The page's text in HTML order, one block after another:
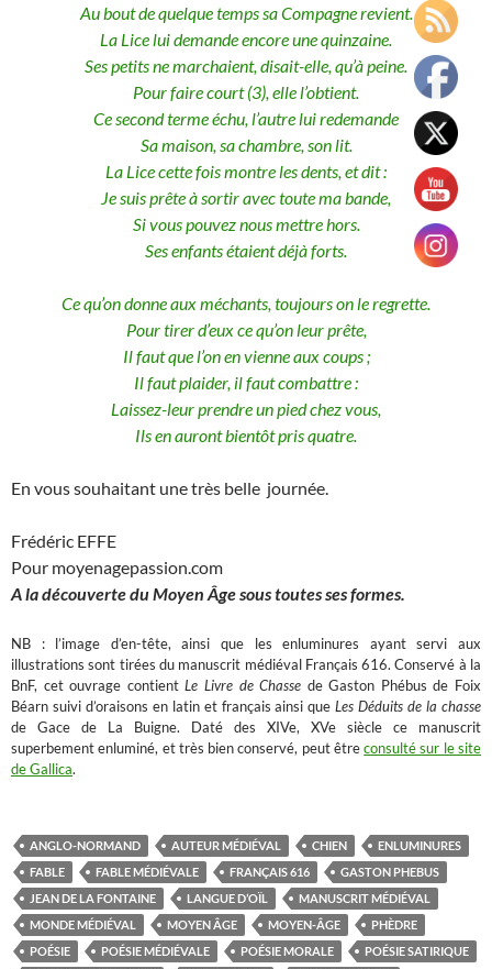
Au bout de quelque temps sa Compagne revient.
La Lice lui demande encore une quinzaine.
Ses petits ne marchaient, disait-elle, qu’à peine.
Pour faire court (3), elle l’obtient.
Ce second terme échu, l’autre lui redemande
Sa maison, sa chambre, son lit.
La Lice cette fois montre les dents, et dit :
Je suis prête à sortir avec toute ma bande,
Si vous pouvez nous mettre hors.
Ses enfants étaient déjà forts.
Ce qu’on donne aux méchants, toujours on le regrette.
Pour tirer d’eux ce qu’on leur prête,
Il faut que l’on en vienne aux coups ;
Il faut plaider, il faut combattre :
Laissez-leur prendre un pied chez vous,
Ils en auront bientôt pris quatre.
En vous souhaitant une très belle journée.
Frédéric EFFE
Pour moyenagepassion.com
A la découverte du Moyen Âge sous toutes ses formes.
NB : l’image d’en-tête, ainsi que les enluminures ayant servi aux
illustrations sont tirées du manuscrit médiéval Français 616. Conservé à la
BnF, cet ouvrage contientLe Livre de Chasse de Gaston Phébus de Foix
Béarn suivi d’oraisons en latin et français ainsi queLes Déduits de la chasse
de Gace de La Buigne. Daté des XIVe, XVe siècle ce manuscrit
superbement enluminé, et très bien conservé, peut êtreconsulté sur le site
de Gallica.
ANGLO-NORMAND AUTEUR MÉDIÉVAL CHIEN
ENLUMINURES
FABLE
FABLE MÉDIÉVALE FRANÇAIS 616
GASTON PHEBUS
JEAN DE LA FONTAINE
LANGUE D’OÏL
MANUSCRIT MÉDIÉVAL
MONDE MÉDIÉVAL
MOYEN ÂGE MOYEN-ÂGE
PHÈDRE
POÉSIE
POÉSIE MÉDIÉVALE POÉSIE MORALE
POÉSIE SATIRIQUE